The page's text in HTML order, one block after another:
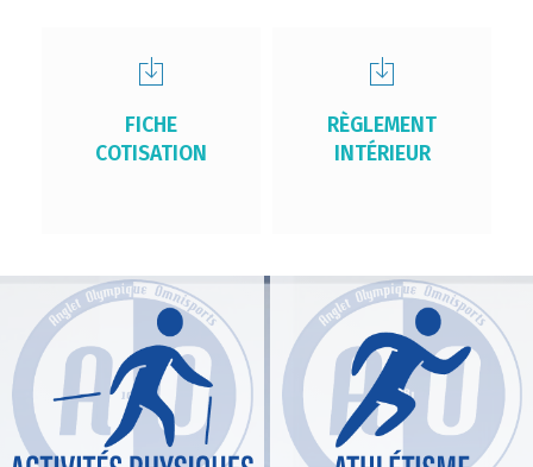
FICHE
COTISATION
RÈGLEMENT
INTÉRIEUR